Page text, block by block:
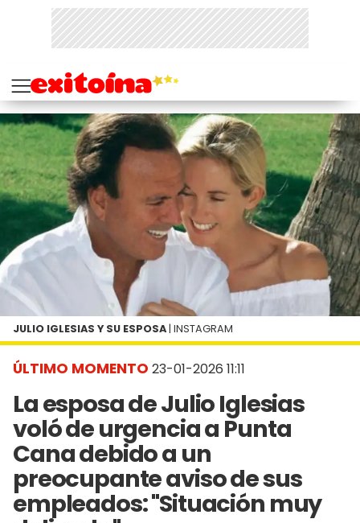
ÚLTIMO MOMENTO 23-01-2026 11:11
La esposa de Julio Iglesias
voló de urgencia a Punta
Cana debido a un
preocupante aviso de sus
empleados: "Situación muy
JULIO IGLESIAS Y SU ESPOSA | INSTAGRAM